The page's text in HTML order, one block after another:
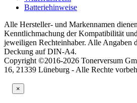
Batteriehinweise
Alle Hersteller- und Markennamen
Kenntlichmachung der Kompatibilität
jeweiligen Rechteinhaber. Alle Angaben
Deckung auf DIN-A4.
Copyright ©2016-2026 Tonerversum
16, 21339 Lüneburg - Alle Rechte
×